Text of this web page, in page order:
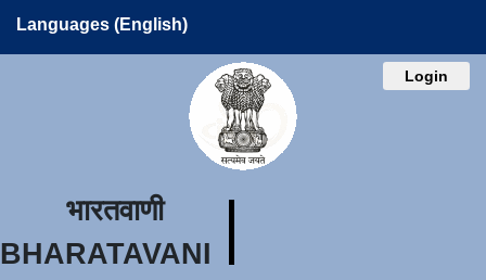
Languages (English)
Login
भारतवाणी
BHARATAVANI